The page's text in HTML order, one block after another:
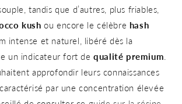
tandis que d’autres, plus friables,
kush ou encore le célèbre hash
intense et naturel, libéré dès la
un indicateur fort dequalité premium
approfondir leurs connaissances
par une concentration élevée